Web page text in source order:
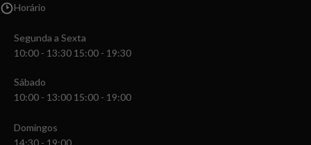
Horário
Segunda a Sexta
10:00 - 13:30 15:00 - 19:30
Sábado
10:00 - 13:00 15:00 - 19:00
Domingos
14:30 - 19:00